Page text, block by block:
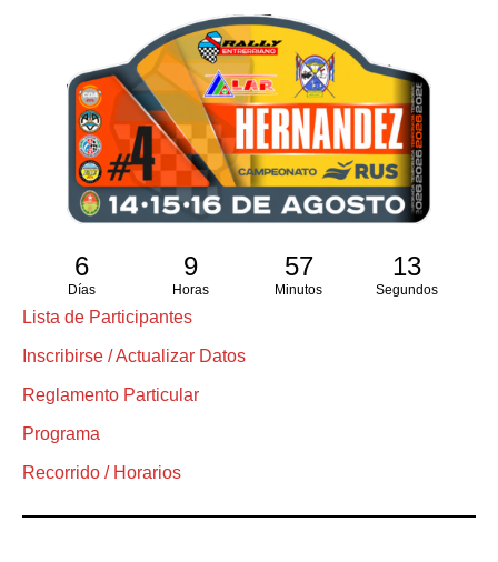
6
Días
9
Horas
57
Minutos
12
Segundos
Lista de Participantes
Inscribirse / Actualizar Datos
Reglamento Particular
Programa
Recorrido / Horarios